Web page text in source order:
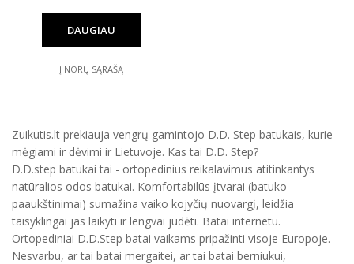
DAUGIAU
Į NORŲ SĄRAŠĄ
Zuikutis.lt prekiauja vengrų gamintojo D.D. Step batukais, kurie
mėgiami ir dėvimi ir Lietuvoje. Kas tai D.D. Step?
D.D.step batukai tai - ortopedinius reikalavimus atitinkantys
natūralios odos batukai. Komfortabilūs įtvarai (batuko
paaukštinimai) sumažina vaiko kojyčių nuovargį, leidžia
taisyklingai jas laikyti ir lengvai judėti. Batai internetu.
Ortopediniai D.D.Step batai vaikams pripažinti visoje Europoje.
Nesvarbu, ar tai batai mergaitei, ar tai batai berniukui,